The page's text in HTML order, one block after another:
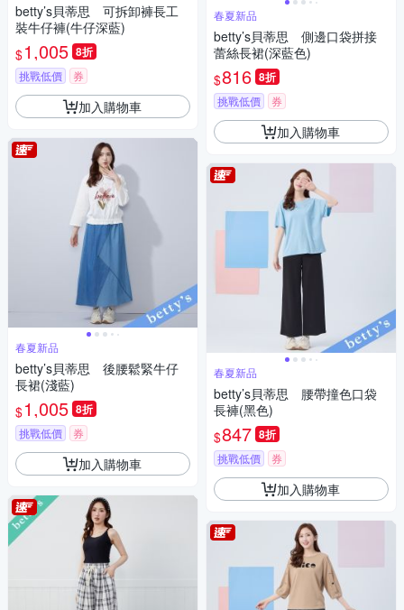
betty’s貝蒂思 可拆卸褲長工
裝牛仔褲(牛仔深藍)
$1,005 8折
挑戰低價 券
加入購物車
春夏新品
betty’s貝蒂思 後腰鬆緊牛仔
長裙(淺藍)
$1,005 8折
挑戰低價 券
加入購物車
春夏新品
betty’s貝蒂思 側邊口袋拼接
蕾絲長裙(深藍色)
$816 8折
挑戰低價 券
加入購物車
春夏新品
betty’s貝蒂思 腰帶撞色口袋
長褲(黑色)
$847 8折
挑戰低價 券
加入購物車